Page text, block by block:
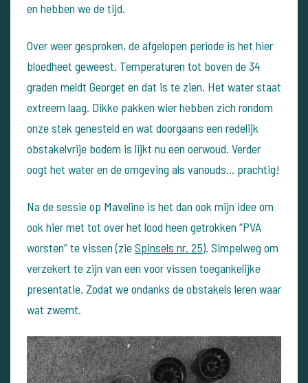
en hebben we de tijd.
Over weer gesproken, de afgelopen periode is het hier
bloedheet geweest. Temperaturen tot boven de 34
graden meldt Georget en dat is te zien. Het water staat
extreem laag. Dikke pakken wier hebben zich rondom
onze stek genesteld en wat doorgaans een redelijk
obstakelvrije bodem is lijkt nu een oerwoud. Verder
oogt het water en de omgeving als vanouds… prachtig!
Na de sessie op Maveline is het dan ook mijn idee om
ook hier met tot over het lood heen getrokken “PVA
worsten” te vissen (zieSpinsels nr. 25). Simpelweg om
verzekert te zijn van een voor vissen toegankelijke
presentatie. Zodat we ondanks de obstakels leren waar
wat zwemt.